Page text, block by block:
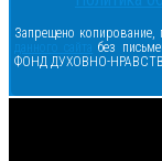
Запрещено копирование,
данного сайта без
ФОНД ДУХОВНО-